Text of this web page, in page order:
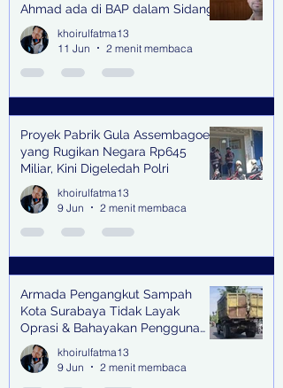
Ahmad ada di BAP dalam Sidang
khoirulfatma13
11 Jun
2 menit membaca
Proyek Pabrik Gula Assembagoes
yang Rugikan Negara Rp645
Miliar, Kini Digeledah Polri
khoirulfatma13
9 Jun
2 menit membaca
Armada Pengangkut Sampah
Kota Surabaya Tidak Layak
Oprasi & Bahayakan Pengguna
Jalan
khoirulfatma13
9 Jun
2 menit membaca